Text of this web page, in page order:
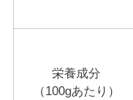
栄養成分
（100gあたり）